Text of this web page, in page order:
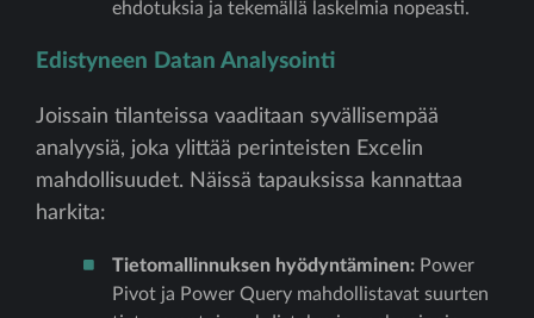
ehdotuksia ja tekemällä laskelmia nopeasti.
Edistyneen Datan Analysointi
Joissain tilanteissa vaaditaan syvällisempää
analyysiä, joka ylittää perinteisten Excelin
mahdollisuudet. Näissä tapauksissa kannattaa
harkita:
Tietomallinnuksen hyödyntäminen: Power
Pivot ja Power Query mahdollistavat suurten